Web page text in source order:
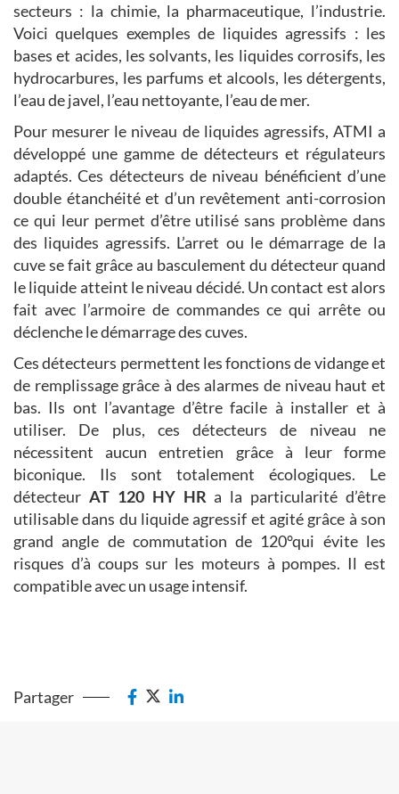
secteurs : la chimie, la pharmaceutique, l’industrie.
Voici quelques exemples de liquides agressifs : les
bases et acides, les solvants, les liquides corrosifs, les
hydrocarbures, les parfums et alcools, les détergents,
l’eau de javel, l’eau nettoyante, l’eau de mer.
Pour mesurer le niveau de liquides agressifs, ATMI a
développé une gamme de détecteurs et régulateurs
adaptés. Ces détecteurs de niveau bénéficient d’une
double étanchéité et d’un revêtement anti-corrosion
ce qui leur permet d’être utilisé sans problème dans
des liquides agressifs. L’arret ou le démarrage de la
cuve se fait grâce au basculement du détecteur quand
le liquide atteint le niveau décidé. Un contact est alors
fait avec l’armoire de commandes ce qui arrête ou
déclenche le démarrage des cuves.
Ces détecteurs permettent les fonctions de vidange et
de remplissage grâce à des alarmes de niveau haut et
bas. Ils ont l’avantage d’être facile à installer et à
utiliser. De plus, ces détecteurs de niveau ne
nécessitent aucun entretien grâce à leur forme
biconique. Ils sont totalement écologiques. Le
détecteur AT 120 HY HR a la particularité d’être
utilisable dans du liquide agressif et agité grâce à son
grand angle de commutation de 120°qui évite les
risques d’à coups sur les moteurs à pompes. Il est
compatible avec un usage intensif.
Partager